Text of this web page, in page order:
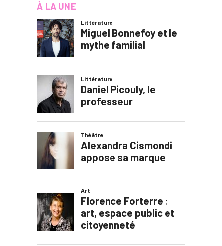
À LA UNE